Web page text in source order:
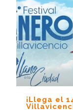
¡Llega el